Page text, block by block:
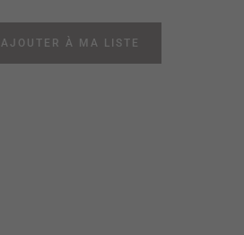
AJOUTER À MA LISTE